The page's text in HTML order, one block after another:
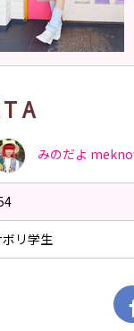
みのだよ
ボリ学生